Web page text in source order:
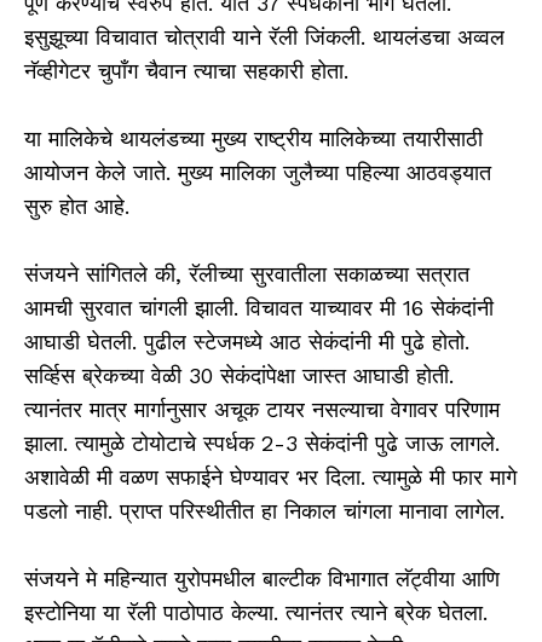
इसुझूच्या विचावात चोत्रावी याने रॅली जिंकली. थायलंडचा अव्वल
नॅव्हीगेटर चुपाँग चैवान त्याचा सहकारी होता.
या मालिकेचे थायलंडच्या मुख्य राष्ट्रीय मालिकेच्या तयारीसाठी
आयोजन केले जाते. मुख्य मालिका जुलैच्या पहिल्या आठवड्यात
सुरु होत आहे.
संजयने सांगितले की, रॅलीच्या सुरवातीला सकाळच्या सत्रात
आमची सुरवात चांगली झाली. विचावत याच्यावर मी 16 सेकंदांनी
आघाडी घेतली. पुढील स्टेजमध्ये आठ सेकंदांनी मी पुढे होतो.
सर्व्हिस ब्रेकच्या वेळी 30 सेकंदांपेक्षा जास्त आघाडी होती.
त्यानंतर मात्र मार्गानुसार अचूक टायर नसल्याचा वेगावर परिणाम
झाला. त्यामुळे टोयोटाचे स्पर्धक 2-3 सेकंदांनी पुढे जाऊ लागले.
अशावेळी मी वळण सफाईने घेण्यावर भर दिला. त्यामुळे मी फार मागे
पडलो नाही. प्राप्त परिस्थीतीत हा निकाल चांगला मानावा लागेल.
संजयने मे महिन्यात युरोपमधील बाल्टीक विभागात लॅट्वीया आणि
इस्टोनिया या रॅली पाठोपाठ केल्या. त्यानंतर त्याने ब्रेक घेतला.